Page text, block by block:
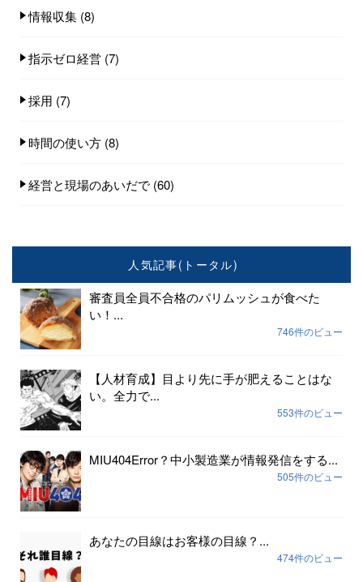
情報収集 (8)
指示ゼロ経営 (7)
採用 (7)
時間の使い方 (8)
経営と現場のあいだで (60)
人気記事(トータル)
審査員全員不合格のパリムッシュが食べた
い！...
746件のビュー
【人材育成】目より先に手が肥えることはな
い。全力で...
553件のビュー
MIU404Error？中小製造業が情報発信をする...
505件のビュー
あなたの目線はお客様の目線？...
474件のビュー